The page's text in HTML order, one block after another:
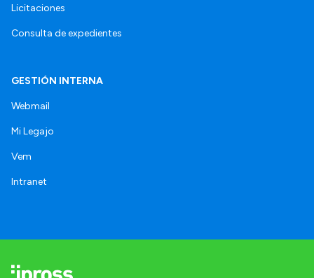
Licitaciones
Consulta de expedientes
GESTIÓN INTERNA
Webmail
Mi Legajo
Vem
Intranet